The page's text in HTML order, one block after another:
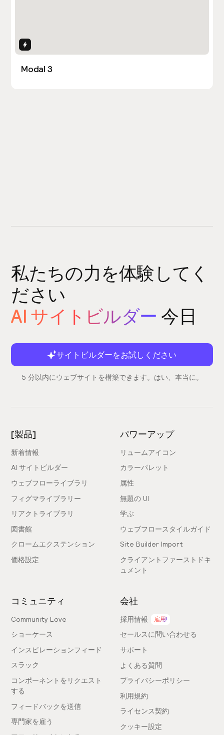
Modal 3
私たちの力を体験してく
ださい
AI サイトビルダー 今日
サイトビルダーをお試しください
5 分以内にウェブサイトを構築できます。はい、本当に。
[製品]
新着情報
AI サイトビルダー
ウェブフローライブラリ
フィグマライブラリー
リアクトライブラリ
図書館
クロームエクステンション
価格設定
パワーアップ
リュームアイコン
カラーパレット
属性
無題の UI
学ぶ
ウェブフロースタイルガイド
Site Builder Import
クライアントファーストドキ
ュメント
コミュニティ
Community Love
ショーケース
インスピレーションフィード
スラック
コンポーネントをリクエスト
する
フィードバックを送信
専門家を雇う
会社
採用情報 雇用!
セールスに問い合わせる
サポート
よくある質問
プライバシーポリシー
利用規約
ライセンス契約
クッキー設定